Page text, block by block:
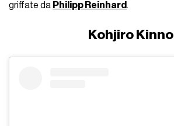
griffate da Philipp Reinhard.
Kohjiro Kinno